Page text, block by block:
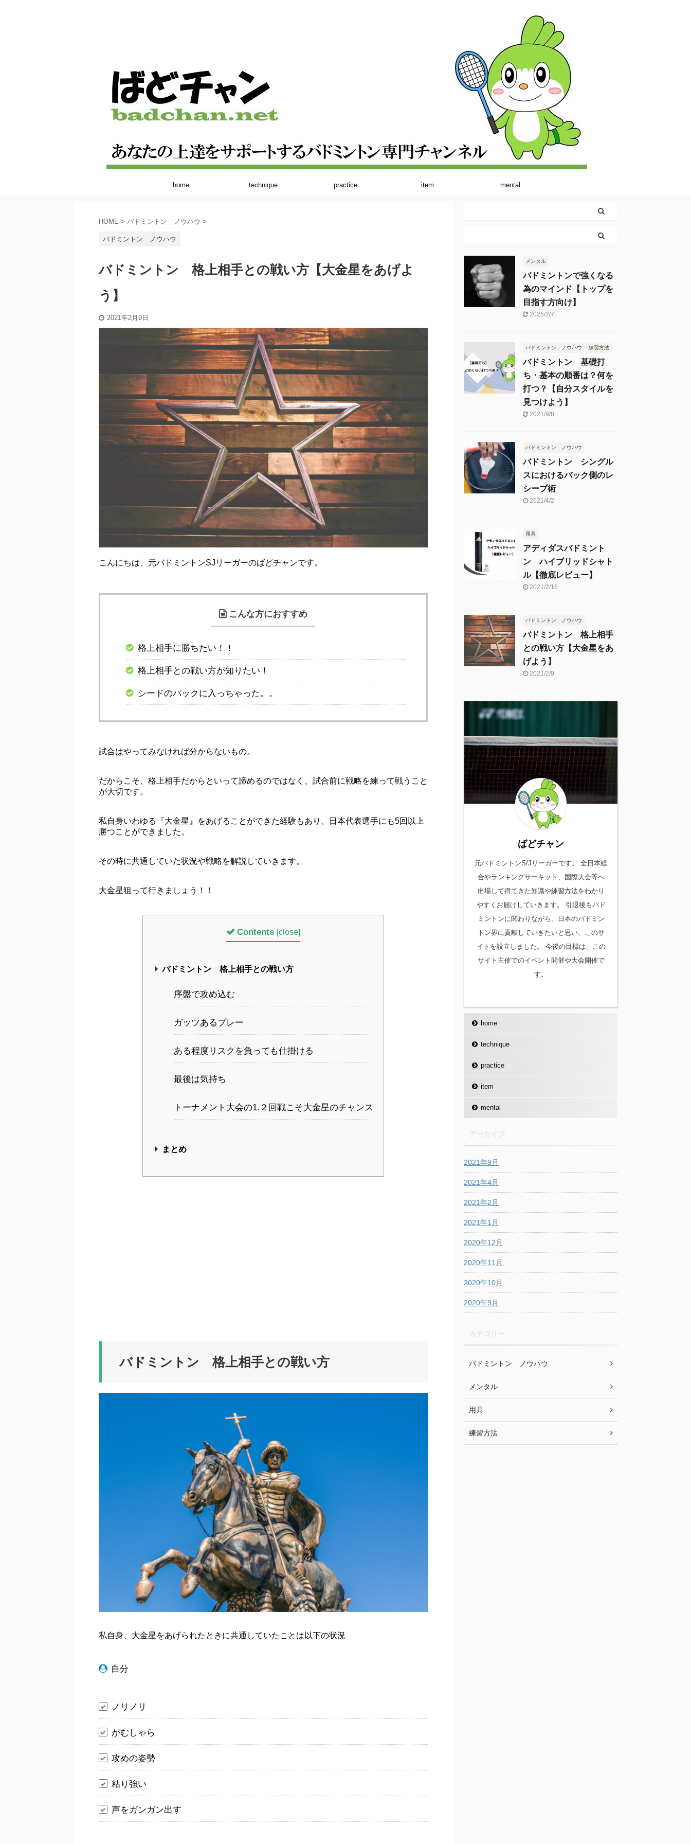
home technique practice item mental
HOME > バドミントン ノウハウ >
バドミントン ノウハウ
バドミントン 格上相手との戦い方【大金星をあげよ
う】
2021年2月9日
こんにちは、元バドミントンSJリーガーのばどチャンです。
こんな方におすすめ
格上相手に勝ちたい！！
格上相手との戦い方が知りたい！
シードのパックに入っちゃった。。
試合はやってみなければ分からないもの。
だからこそ、格上相手だからといって諦めるのではなく、試合前に戦略を練って戦うこと
が大切です。
私自身いわゆる『大金星』をあげることができた経験もあり、日本代表選手にも5回以上
勝つことができました。
その時に共通していた状況や戦略を解説していきます。
大金星狙って行きましょう！！
Contents [close]
バドミントン 格上相手との戦い方
序盤で攻め込む
ガッツあるプレー
ある程度リスクを負っても仕掛ける
最後は気持ち
トーナメント大会の1.２回戦こそ大金星のチャンス
まとめ
バドミントン 格上相手との戦い方
私自身、大金星をあげられたときに共通していたことは以下の状況
自分
ノリノリ
がむしゃら
攻めの姿勢
粘り強い
声をガンガン出す
メンタル
バドミントンで強くなる
為のマインド【トップを
目指す方向け】
2025/2/7
バドミントン ノウハウ 練習方法
バドミントン 基礎打
ち・基本の順番は？何を
打つ？【自分スタイルを
見つけよう】
2021/9/8
バドミントン ノウハウ
バドミントン シングル
スにおけるバック側のレ
シーブ術
2021/4/2
用具
アディダスバドミント
ン ハイブリッドシャト
ル【徹底レビュー】
2021/2/16
バドミントン ノウハウ
バドミントン 格上相手
との戦い方【大金星をあ
げよう】
2021/2/9
ばどチャン
元バドミントンS/Jリーガーです。 全日本総
合やランキングサーキット、国際大会等へ
出場して得てきた知識や練習方法をわかり
やすくお届けしていきます。 引退後もバド
ミントンに関わりながら、日本のバドミン
トン界に貢献していきたいと思い、このサ
イトを設立しました。 今後の目標は、この
サイト主催でのイベント開催や大会開催で
す。
home
technique
practice
item
mental
2021年9月
2021年4月
2021年2月
2021年1月
2020年12月
2020年11月
2020年10月
2020年9月
バドミントン ノウハウ
メンタル
用具
練習方法